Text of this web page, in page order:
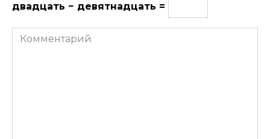
двадцать − девятнадцать =
Комментарий